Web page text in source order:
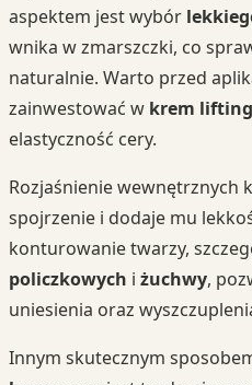
aspektem jest wybór
wnika w zmarszczki, co
naturalnie. Warto przed
zainwestować w krem
elastyczność cery.
Rozjaśnienie wewnętrznych
spojrzenie i dodaje mu
konturowanie twarzy,
policzkowych i żuchwy,
uniesienia oraz
Innym skutecznym